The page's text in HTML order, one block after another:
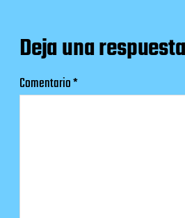
Deja una respuesta
Comentario*